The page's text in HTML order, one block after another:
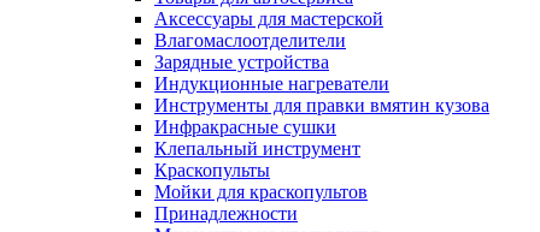
Аксессуары для мастерской
Влагомаслоотделители
Зарядные устройства
Индукционные нагреватели
Инструменты для правки вмятин кузова
Инфракрасные сушки
Клепальный инструмент
Краскопульты
Мойки для краскопультов
Принадлежности